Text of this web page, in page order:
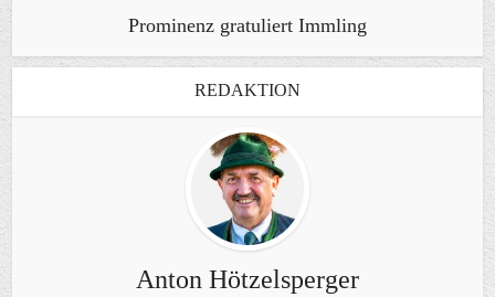
Prominenz gratuliert Immling
REDAKTION
Anton Hötzelsperger